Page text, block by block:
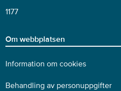
1177
Om webbplatsen
Information om cookies
Behandling av personuppgifter